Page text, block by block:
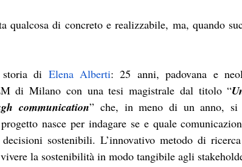
qualcosa di concreto e realizzabile, ma, quando
di Elena Alberti: 25 anni, padovana e
di Milano con una tesi magistrale dal titolo “
communication” che, in meno di un anno, si
nasce per indagare se e quale
sostenibili. L’innovativo metodo di
la sostenibilità in modo tangibile agli